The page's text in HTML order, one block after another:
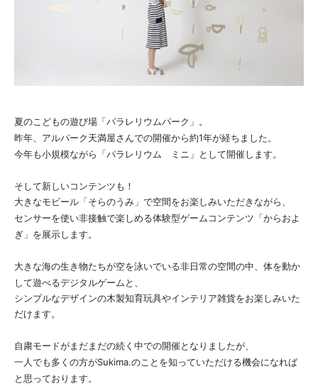
夏のこどもの遊び場「パラレリウムパーク」。
昨年、アルパーク天満屋さんでの開催から約1年が経ちました。
今年も小規模ながら「パラレリウム ミニ」として開催します。
そして新しいコンテンツも！
大きなモビール「そらのうみ」で空間をお楽しみいただきながら、
センサーを使い非接触で楽しめる体験型ゲームコンテンツ「からおよ
ぎ」を展示します。
大きな海の生き物たちが空を泳いでいる非日常の空間の中、 体を動か
して遊べるデジタルゲームと、
シンプルなデザインの木製知育玩具やインテリア雑貨をお楽しみいた
だけます。
自粛モードがまだまだの続く中での開催となりましたが、
一人でも多くの方がSukima.のことを知っていただける機会になれば
と思っております。